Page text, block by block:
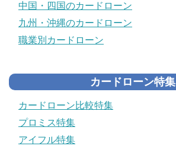
中国・四国のカードローン
九州・沖縄のカードローン
職業別カードローン
カードローン特集
カードローン比較特集
プロミス特集
アイフル特集